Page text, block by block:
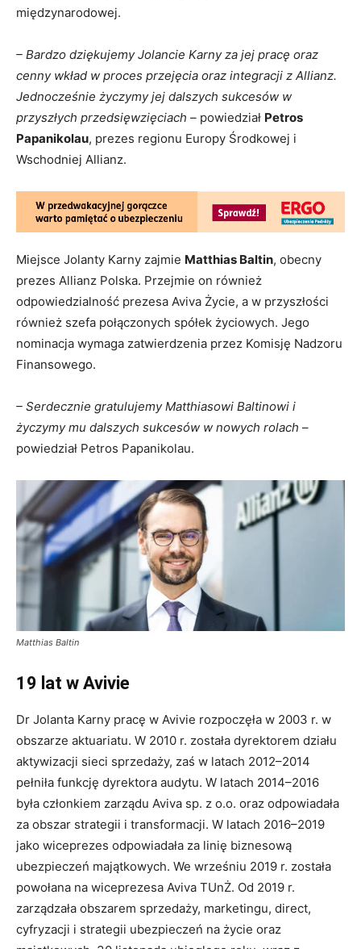
międzynarodowej.
– Bardzo dziękujemy Jolancie Karny za jej pracę oraz
cenny wkład w proces przejęcia oraz integracji z Allianz.
Jednocześnie życzymy jej dalszych sukcesów w
przyszłych przedsięwzięciach – powiedział Petros
Papanikolau, prezes regionu Europy Środkowej i
Wschodniej Allianz.
Miejsce Jolanty Karny zajmie Matthias Baltin, obecny
prezes Allianz Polska. Przejmie on również
odpowiedzialność prezesa Aviva Życie, a w przyszłości
również szefa połączonych spółek życiowych. Jego
nominacja wymaga zatwierdzenia przez Komisję Nadzoru
Finansowego.
– Serdecznie gratulujemy Matthiasowi Baltinowi i
życzymy mu dalszych sukcesów w nowych rolach –
powiedział Petros Papanikolau.
Matthias Baltin
19 lat w Avivie
Dr Jolanta Karny pracę w Avivie rozpoczęła w 2003 r. w
obszarze aktuariatu. W 2010 r. została dyrektorem działu
aktywizacji sieci sprzedaży, zaś w latach 2012–2014
pełniła funkcję dyrektora audytu. W latach 2014–2016
była członkiem zarządu Aviva sp. z o.o. oraz odpowiadała
za obszar strategii i transformacji. W latach 2016–2019
jako wiceprezes odpowiadała za linię biznesową
ubezpieczeń majątkowych. We wrześniu 2019 r. została
powołana na wiceprezesa Aviva TUnŻ. Od 2019 r.
zarządzała obszarem sprzedaży, marketingu, direct,
cyfryzacji i strategii ubezpieczeń na życie oraz